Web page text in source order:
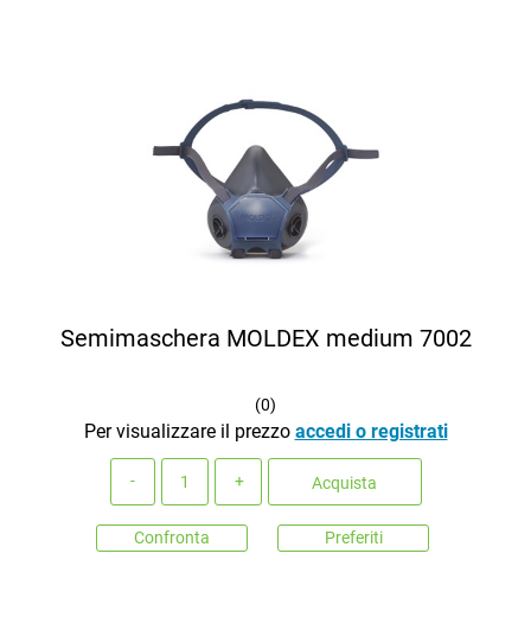
Semimaschera MOLDEX medium 7002
(0)
Per visualizzare il prezzo accedi o registrati
Acquista
Confronta Preferiti